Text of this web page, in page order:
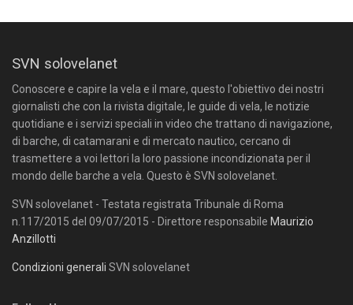
SVN solovelanet
Conoscere e capire la vela e il mare, questo l'obiettivo dei nostri
giornalisti che con la rivista digitale, le guide di vela, le notizie
quotidiane e i servizi speciali in video che trattano di navigazione,
di barche, di catamarani e di mercato nautico, cercano di
trasmettere a voi lettori la loro passione incondizionata per il
mondo delle barche a vela. Questo è SVN solovelanet.
SVN solovelanet - Testata registrata Tribunale di Roma
n.117/2015 del 09/07/2015 - Direttore responsabile Maurizio
Anzillotti
Condizioni generali SVN solovelanet